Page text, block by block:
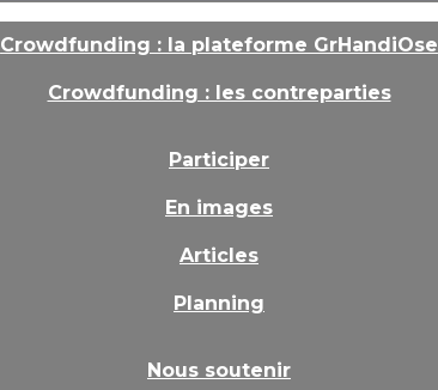
Crowdfunding : la plateforme GrHandiOse
Crowdfunding : les contreparties
Participer
En images
Articles
Planning
Nous soutenir